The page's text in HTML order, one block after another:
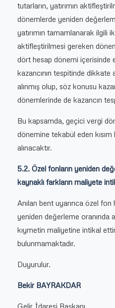
tutarların, yatırımın
dönemlerde yeniden
yatırımın tamamlanarak ilgili
aktifleştirilmesi gereken
dört hesap dönemi içerisinde
kazancının tespitinde dikkate
alınmış olup, söz konusu
dönemlerinde de kazancın
Bu kapsamda, geçici vergi
dönemine tekabül eden
alınacaktır.
5.2. Özel fonların yeniden
kaynaklı farkların maliyete
Anılan bent uyarınca özel fon
yeniden değerleme oranında
kıymetin maliyetine intikal
bulunmamaktadır.
Duyurulur.
Bekir BAYRAKDAR
Gelir İdaresi Başkanı